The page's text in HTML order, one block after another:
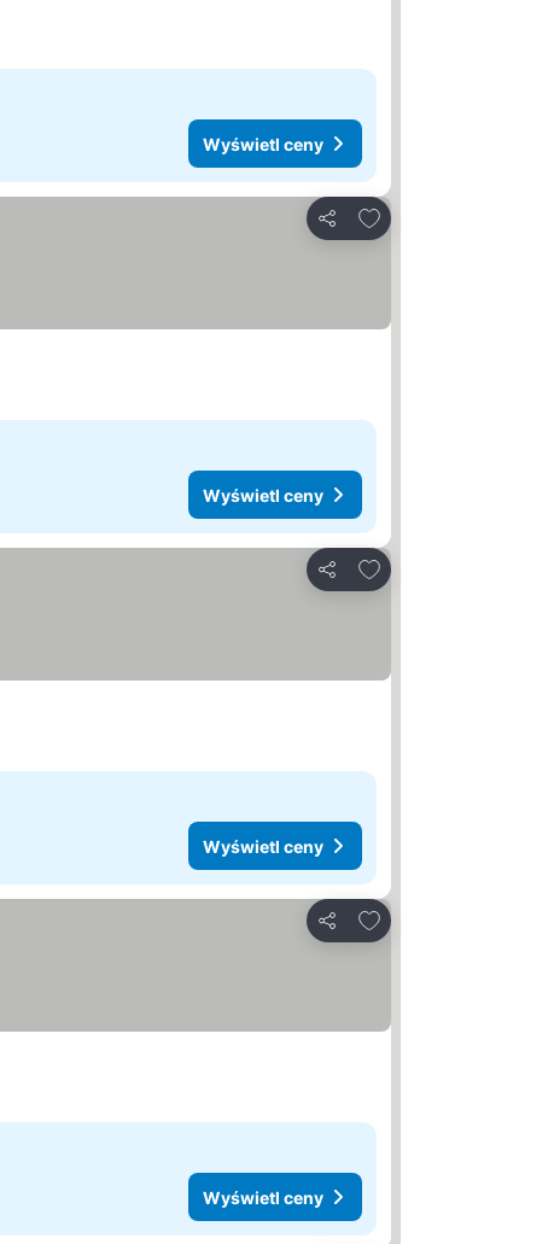
Wyświetl ceny
Udostępnij
Dodaj do ulubionych
Wyświetl ceny
Udostępnij
Dodaj do ulubionych
Wyświetl ceny
Udostępnij
Dodaj do ulubionych
Wyświetl ceny